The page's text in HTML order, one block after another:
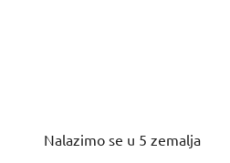
Nalazimo se u 5 zemalja